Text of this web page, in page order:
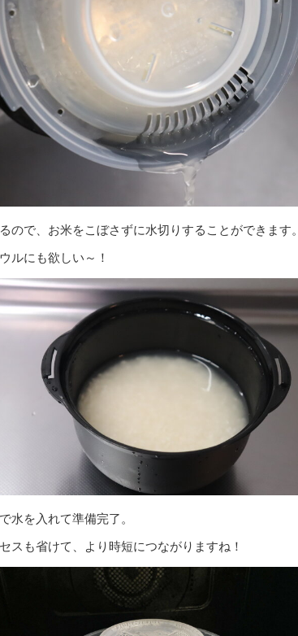
ので、お米をこぼさずに水切りすることができます。
ルにも欲しい～！
水を入れて準備完了。
スも省けて、より時短につながりますね！